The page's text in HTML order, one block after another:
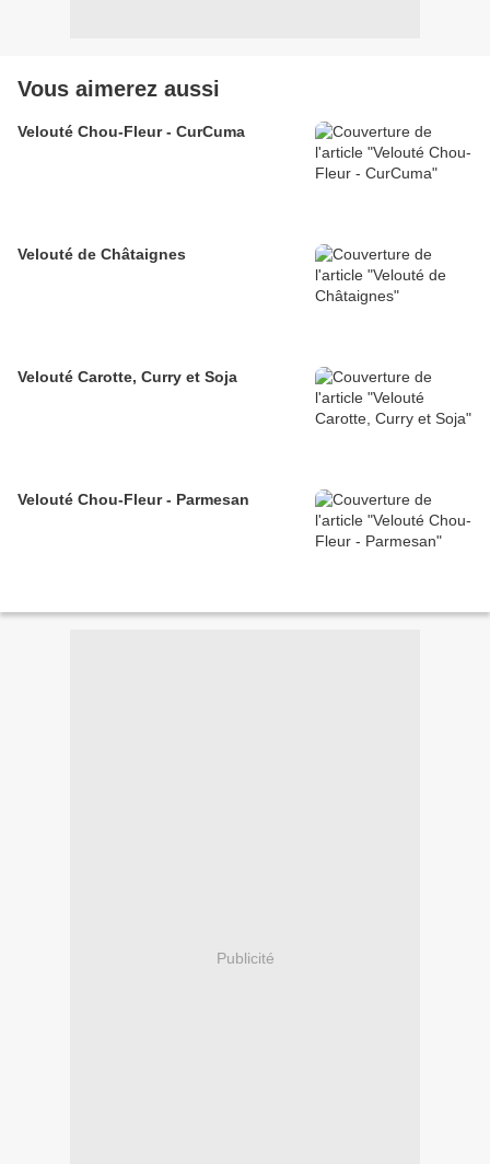
Vous aimerez aussi
Velouté Chou-Fleur - CurCuma
Velouté de Châtaignes
Velouté Carotte, Curry et Soja
Velouté Chou-Fleur - Parmesan
Publicité